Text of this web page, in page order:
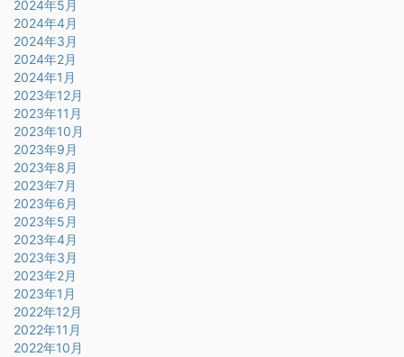
2024年5月
2024年4月
2024年3月
2024年2月
2024年1月
2023年12月
2023年11月
2023年10月
2023年9月
2023年8月
2023年7月
2023年6月
2023年5月
2023年4月
2023年3月
2023年2月
2023年1月
2022年12月
2022年11月
2022年10月